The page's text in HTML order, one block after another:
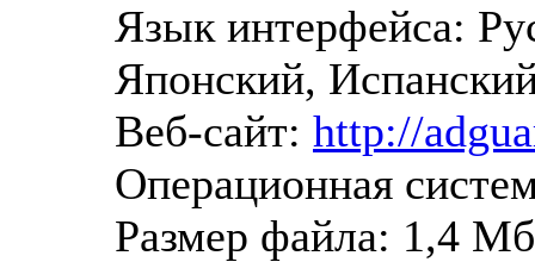
Язык интерфейса:
Японский,
Веб-сайт: http://
Операционная
Размер файла: 1,4 Мб